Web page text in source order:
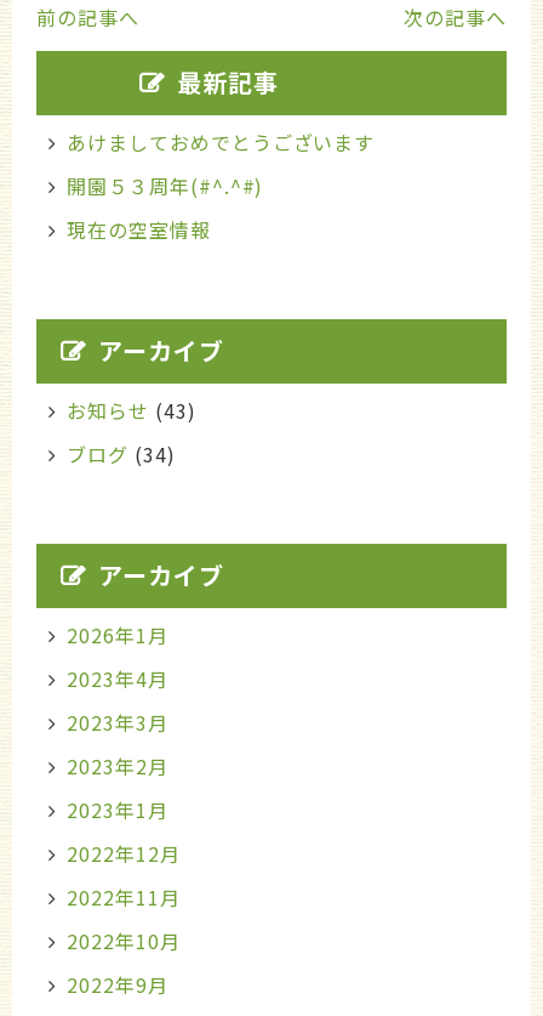
前の記事へ 次の記事へ
最新記事
あけましておめでとうございます
開園５３周年(#^.^#)
現在の空室情報
アーカイブ
お知らせ (43)
ブログ (34)
アーカイブ
2026年1月
2023年4月
2023年3月
2023年2月
2023年1月
2022年12月
2022年11月
2022年10月
2022年9月